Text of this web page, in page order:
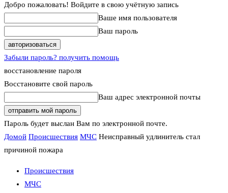
Добро пожаловать! Войдите в свою учётную запись
Ваше имя пользователя
Ваш пароль
Забыли пароль? получить помощь
восстановление пароля
Восстановите свой пароль
Ваш адрес электронной почты
Пароль будет выслан Вам по электронной почте.
Домой Происшествия МЧС Неисправный удлинитель стал
причиной пожара
Происшествия
МЧС